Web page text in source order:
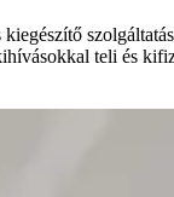
teli és